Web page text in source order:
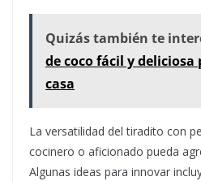
Quizás también te
de coco fácil y
casa
La versatilidad del tiradito con
cocinero o aficionado pueda
Algunas ideas para innovar